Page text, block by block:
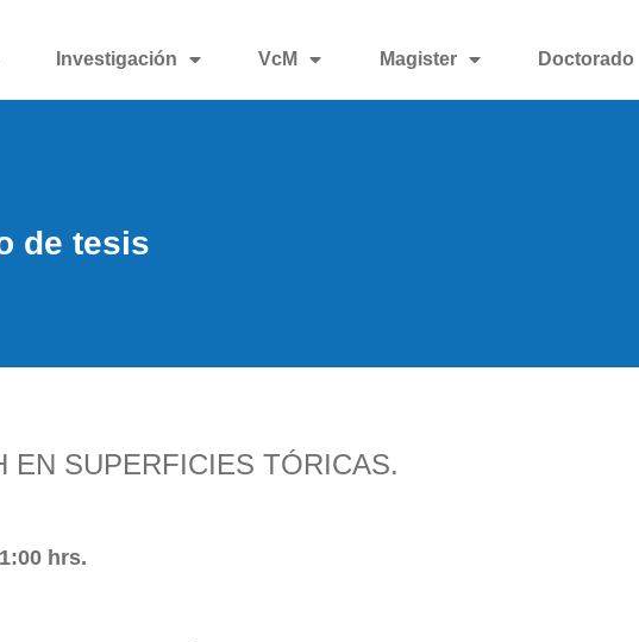
Investigación VcM Magister Doctorado
de tesis
EN SUPERFICIES TÓRICAS.
hrs.